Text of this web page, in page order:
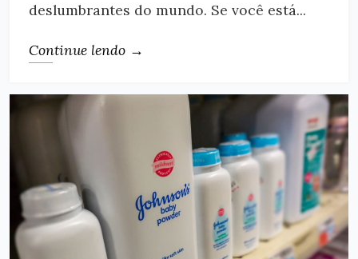
deslumbrantes do mundo. Se você está...
Continue lendo →